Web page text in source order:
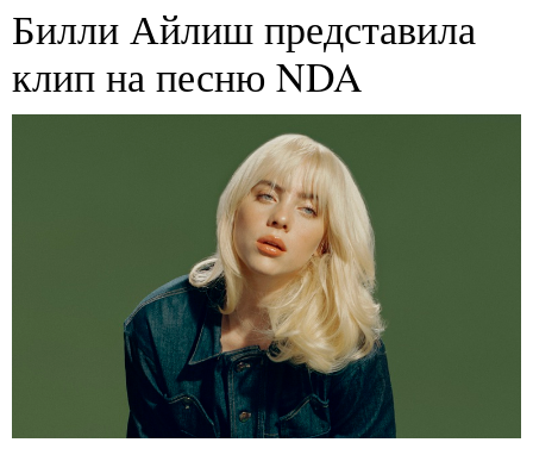
Билли Айлиш представила
клип на песню NDA